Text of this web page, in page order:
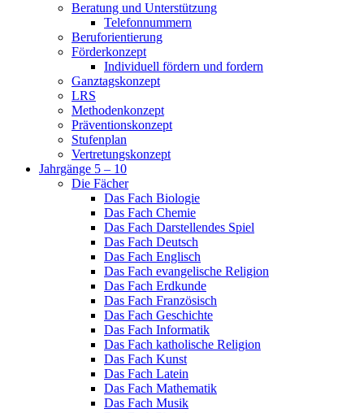
Beratung und Unterstützung
Telefonnummern
Beruforientierung
Förderkonzept
Individuell fördern und fordern
Ganztagskonzept
LRS
Methodenkonzept
Präventionskonzept
Stufenplan
Vertretungskonzept
Jahrgänge 5 – 10
Die Fächer
Das Fach Biologie
Das Fach Chemie
Das Fach Darstellendes Spiel
Das Fach Deutsch
Das Fach Englisch
Das Fach evangelische Religion
Das Fach Erdkunde
Das Fach Französisch
Das Fach Geschichte
Das Fach Informatik
Das Fach katholische Religion
Das Fach Kunst
Das Fach Latein
Das Fach Mathematik
Das Fach Musik